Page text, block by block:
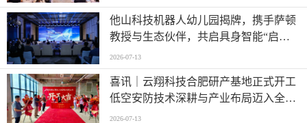
他山科技机器人幼儿园揭牌，携手萨顿
教授与生态伙伴，共启具身智能“启蒙
时代”
2026-07-13
喜讯｜云翔科技合肥研产基地正式开工
低空安防技术深耕与产业布局迈入全新
阶段
2026-07-13